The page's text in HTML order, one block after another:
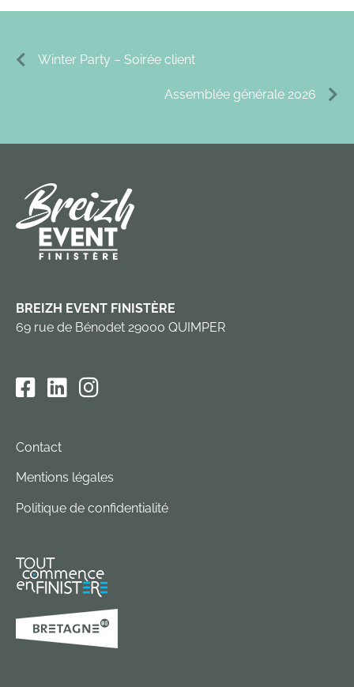
Winter Party – Soirée client
Assemblée générale 2026
BREIZH EVENT FINISTÈRE
69 rue de Bénodet 29000 QUIMPER
Contact
Mentions légales
Politique de confidentialité